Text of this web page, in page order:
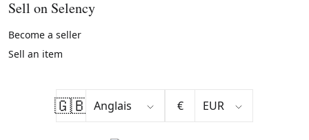
Sell on Selency
Become a seller
Sell an item
🇬🇧 €